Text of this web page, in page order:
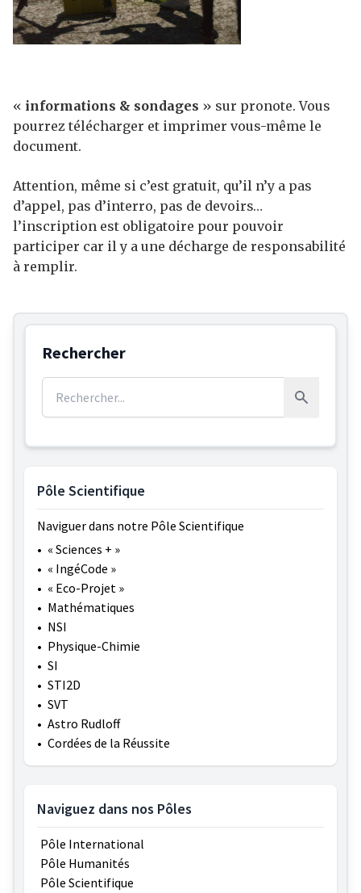
« informations & sondages » sur pronote. Vous
pourrez télécharger et imprimer vous-même le
document.
Attention, même si c’est gratuit, qu’il n’y a pas
d’appel, pas d’interro, pas de devoirs…
l’inscription est obligatoire pour pouvoir
participer car il y a une décharge de responsabilité
à remplir.
Rechercher
Rechercher
Pôle Scientifique
Naviguer dans notre Pôle Scientifique
• « Sciences + »
• « IngéCode »
• « Eco-Projet »
• Mathématiques
• NSI
• Physique-Chimie
• SI
• STI2D
• SVT
• Astro Rudloff
• Cordées de la Réussite
Naviguez dans nos Pôles
Pôle International
Pôle Humanités
Pôle Scientifique